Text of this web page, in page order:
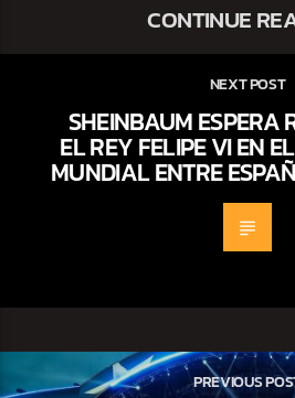
CONTINUE
NEXT POST
SHEINBAUM ESPERA
EL REY FELIPE VI EN
MUNDIAL ENTRE
PREVIOUS